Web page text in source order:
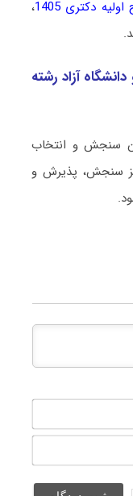
اولیه دکتری 1405
،
آزاد رشته
سنجش و انتخاب
سنجش، پذیرش و
(منتشر